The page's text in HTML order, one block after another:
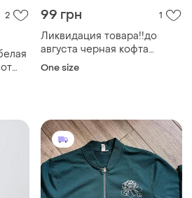
2 99 грн 1
Ликвидация товара!!️до
августа черная кофта
свитшот стяжки
One size